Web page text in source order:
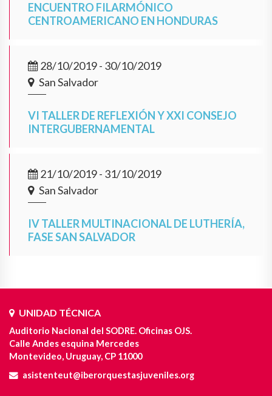
ENCUENTRO FILARMÓNICO
CENTROAMERICANO EN HONDURAS
28/10/2019 - 30/10/2019
San Salvador
VI TALLER DE REFLEXIÓN Y XXI CONSEJO
INTERGUBERNAMENTAL
21/10/2019 - 31/10/2019
San Salvador
IV TALLER MULTINACIONAL DE LUTHERÍA,
FASE SAN SALVADOR
UNIDAD TÉCNICA
Auditorio Nacional del SODRE. Oficinas OJS.
Calle Andes esquina Mercedes
Montevideo, Uruguay, CP 11000
asistenteut@iberorquestasjuveniles.org